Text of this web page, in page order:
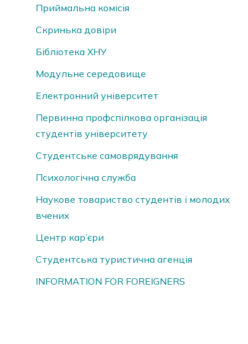
Приймальна комісія
Скринька довiри
Бібліотека ХНУ
Модульне середовище
Електронний університет
Первинна профспілкова організація
студентів університету
Студентське самоврядування
Психологічна служба
Наукове товариство студентів і молодих
вчених
Центр кар’єри
Студентська туристична агенція
INFORMATION FOR FOREIGNERS